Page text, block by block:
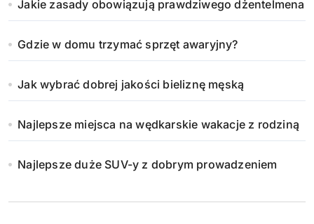
Jakie zasady obowiązują prawdziwego dżentelmena
Gdzie w domu trzymać sprzęt awaryjny?
Jak wybrać dobrej jakości bieliznę męską
Najlepsze miejsca na wędkarskie wakacje z rodziną
Najlepsze duże SUV-y z dobrym prowadzeniem